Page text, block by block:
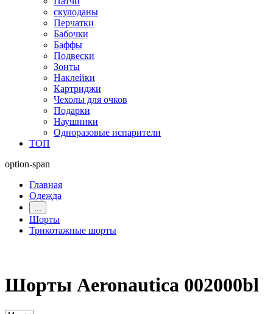
скулоданы
Перчатки
Бабочки
Баффы
Подвески
Зонты
Наклейки
Картриджи
Чехолы для очков
Подарки
Наушники
Одноразовые испарители
ТОП
option-span
Главная
Одежда
Шорты
Трикотажные шорты
Шорты Aeronautica 002000bl